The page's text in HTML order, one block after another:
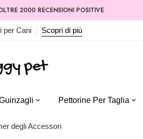
2000 RECENSIONI POSITIVE
per Cani Scopri di più
Pettorine Per Taglia
degli Accessori